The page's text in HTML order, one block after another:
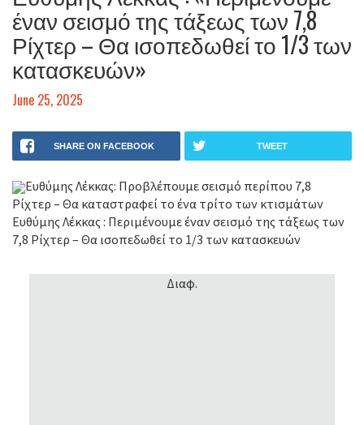
έναν σεισμό της τάξεως των 7,8
Ρίχτερ – Θα ισοπεδωθεί το 1/3 των
κατασκευών»
June 25, 2025
SHARE ON FACEBOOK TWEET
Ευθύμης Λέκκας: Προβλέπουμε σεισμό περίπου 7,8
Ρίχτερ – Θα καταστραφεί το ένα τρίτο των κτισμάτων
Ευθύμης Λέκκας : Περιμένουμε έναν σεισμό της τάξεως των
7,8 Ρίχτερ – Θα ισοπεδωθεί το 1/3 των κατασκευών
Διαφ.